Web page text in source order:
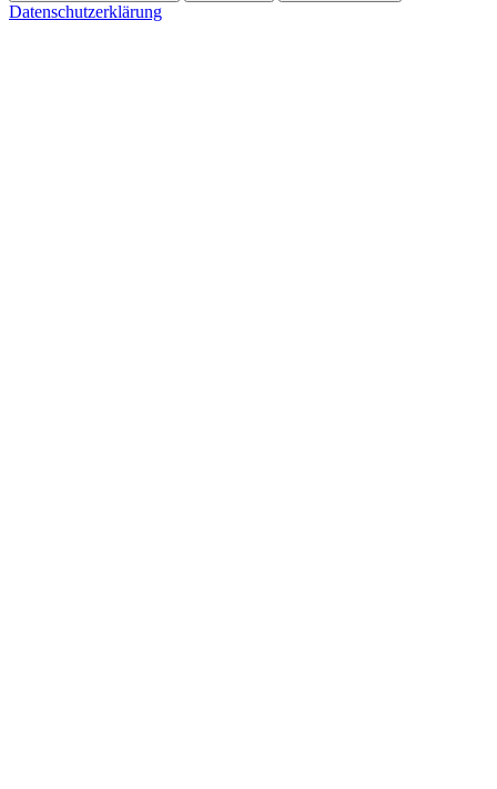
Datenschutzerklärung